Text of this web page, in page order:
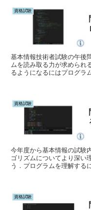
資格試験
基本情報技術者試験の午後
ムを読み取る力が求められ
るようになるにはプログラ
資格試験
今年度から基本情報の試験
ゴリズムについてより深い
う．プログラムを理解する
資格試験